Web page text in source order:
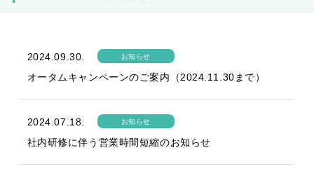
2024.09.30. お知らせ
オータムキャンペーンのご案内（2024.11.30まで）
2024.07.18. お知らせ
社内研修に伴う営業時間短縮のお知らせ